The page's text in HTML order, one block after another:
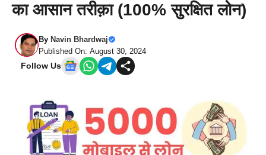
का आसान तरीक़ा (100% सुरक्षित लोन)
By Navin Bhardwaj
Published On: August 30, 2024
Follow Us